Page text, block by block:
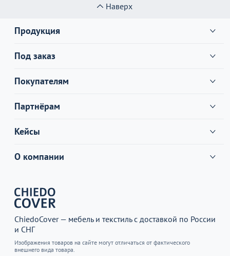
Наверх
Продукция
Под заказ
Покупателям
Партнёрам
Кейсы
О компании
ChiedoCover — мебель и текстиль с доставкой по России
и СНГ
Изображения товаров на сайте могут отличаться от фактического
внешнего вида товара.